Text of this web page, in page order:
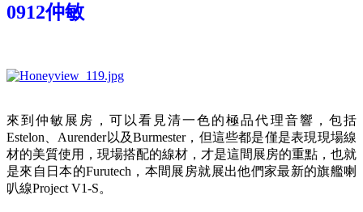
0912仲敏
來到仲敏展房，可以看見清一色的極品代理音響，包括
Estelon、Aurender以及Burmester，但這些都是僅是表現現場線
材的美質使用，現場搭配的線材，才是這間展房的重點，也就
是來自日本的Furutech，本間展房就展出他們家最新的旗艦喇
叭線Project V1-S。